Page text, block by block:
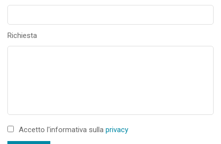
Richiesta
Accetto l'informativa sulla privacy